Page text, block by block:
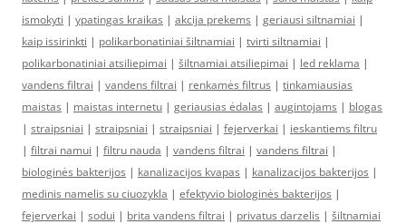
ismokyti | ypatingas kraikas | akcija prekems | geriausi siltnamiai |
kaip issirinkti | polikarbonatiniai šiltnamiai | tvirti siltnamiai |
polikarbonatiniai atsiliepimai | šiltnamiai atsiliepimai | led reklama |
vandens filtrai | vandens filtrai | renkamės filtrus | tinkamiausias
maistas | maistas internetu | geriausias ėdalas | augintojams | blogas
| straipsniai | straipsniai | straipsniai | fejerverkai | ieskantiems filtru
| filtrai namui | filtru nauda | vandens filtrai | vandens filtrai |
biologinės bakterijos | kanalizacijos kvapas | kanalizacijos bakterijos |
medinis namelis su ciuozykla | efektyvio biologinės bakterijos |
fejerverkai | sodui | brita vandens filtrai | privatus darzelis | šiltnamiai